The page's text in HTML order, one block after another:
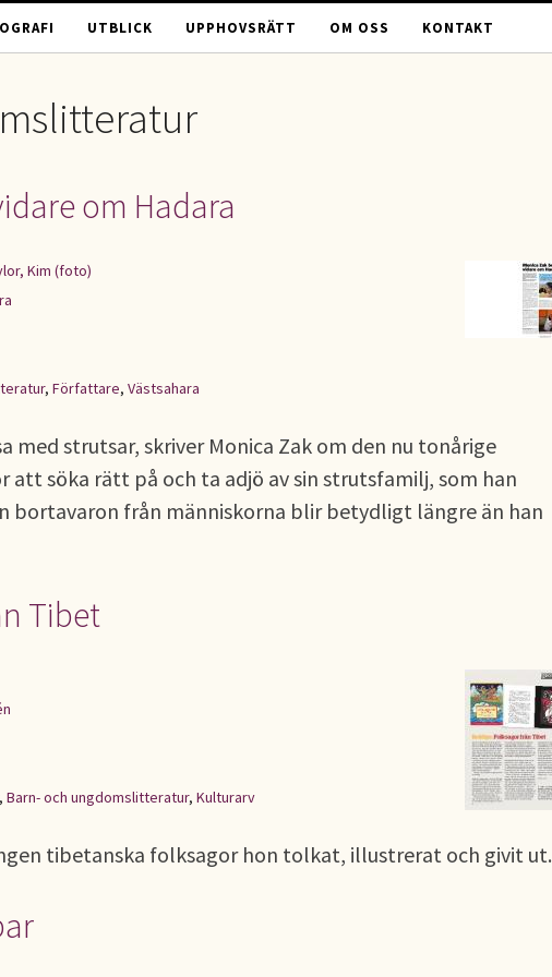
UTBLICK UPPHOVSRÄTT OM OSS KONTAKT
om Hadara
Kim (foto)
, Författare, Västsahara
med strutsar, skriver Monica Zak om den nu tonårige
att söka rätt på och ta adjö av sin strutsfamilj, som han
bortavaron från människorna blir betydligt längre än han
Tibet
, Barn- och ungdomslitteratur, Kulturarv
tibetanska folksagor hon tolkat, illustrerat och givit ut.